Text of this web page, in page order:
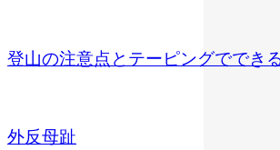
登山の注意点とテーピングででき
外反母趾